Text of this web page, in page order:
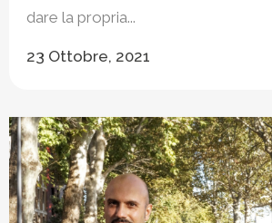
dare la propria...
23 Ottobre, 2021